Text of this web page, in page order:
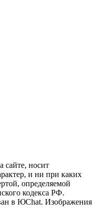
сайте, носит
и ни при каких
определяемой
кодекса РФ.
в ЮChat. Изображения